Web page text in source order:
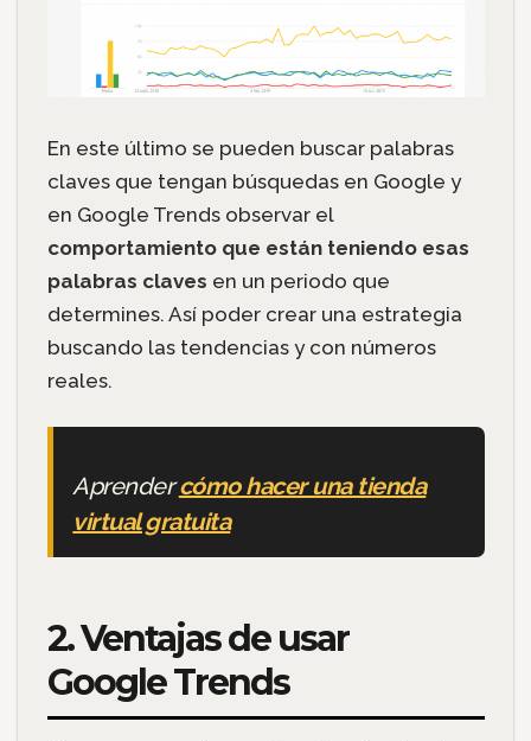
En este último se pueden buscar palabras
claves que tengan búsquedas en Google y
en Google Trends observar el
comportamiento que están teniendo esas
palabras claves en un periodo que
determines. Así poder crear una estrategia
buscando las tendencias y con números
reales.
Aprendercómo hacer una tienda
virtual gratuita
2. Ventajas de usar
Google Trends